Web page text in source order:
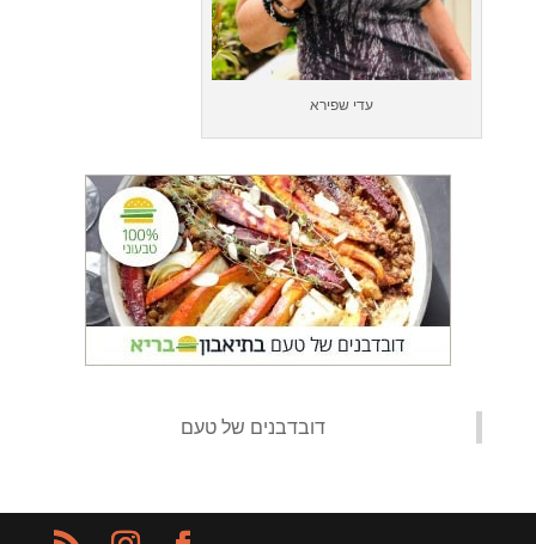
עדי שפירא
‏דובדבנים של טעם‏